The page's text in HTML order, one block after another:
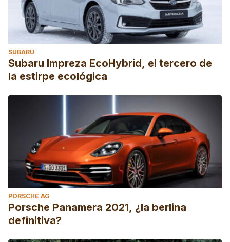
SUBARU
Subaru Impreza EcoHybrid, el tercero de
la estirpe ecológica
PORSCHE AG
Porsche Panamera 2021, ¿la berlina
definitiva?